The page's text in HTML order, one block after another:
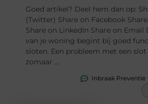
Goed artikel? Deel hem dan op:
(Twitter) Share on Facebook
Share on LinkedIn Share on Email
van je woning begint bij goed
sloten. Een probleem met een
zomaar ...
Inbraak Preventie